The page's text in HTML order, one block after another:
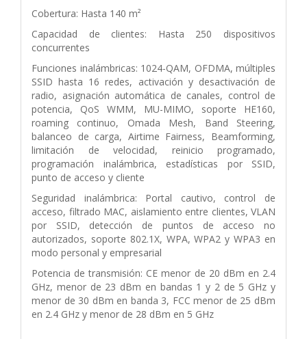
Cobertura: Hasta 140 m²
Capacidad de clientes: Hasta 250 dispositivos
concurrentes
Funciones inalámbricas: 1024-QAM, OFDMA, múltiples
SSID hasta 16 redes, activación y desactivación de
radio, asignación automática de canales, control de
potencia, QoS WMM, MU-MIMO, soporte HE160,
roaming continuo, Omada Mesh, Band Steering,
balanceo de carga, Airtime Fairness, Beamforming,
limitación de velocidad, reinicio programado,
programación inalámbrica, estadísticas por SSID,
punto de acceso y cliente
Seguridad inalámbrica: Portal cautivo, control de
acceso, filtrado MAC, aislamiento entre clientes, VLAN
por SSID, detección de puntos de acceso no
autorizados, soporte 802.1X, WPA, WPA2 y WPA3 en
modo personal y empresarial
Potencia de transmisión: CE menor de 20 dBm en 2.4
GHz, menor de 23 dBm en bandas 1 y 2 de 5 GHz y
menor de 30 dBm en banda 3, FCC menor de 25 dBm
en 2.4 GHz y menor de 28 dBm en 5 GHz